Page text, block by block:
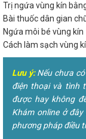
Trị ngứa vùng kín
Bài thuốc dân gian
Ngứa môi bé vùng kín
Cách làm sạch vùng
Lưu ý:Nếu chưa có
điện thoại và tình
được hay không
Khám online ở
phương pháp điều